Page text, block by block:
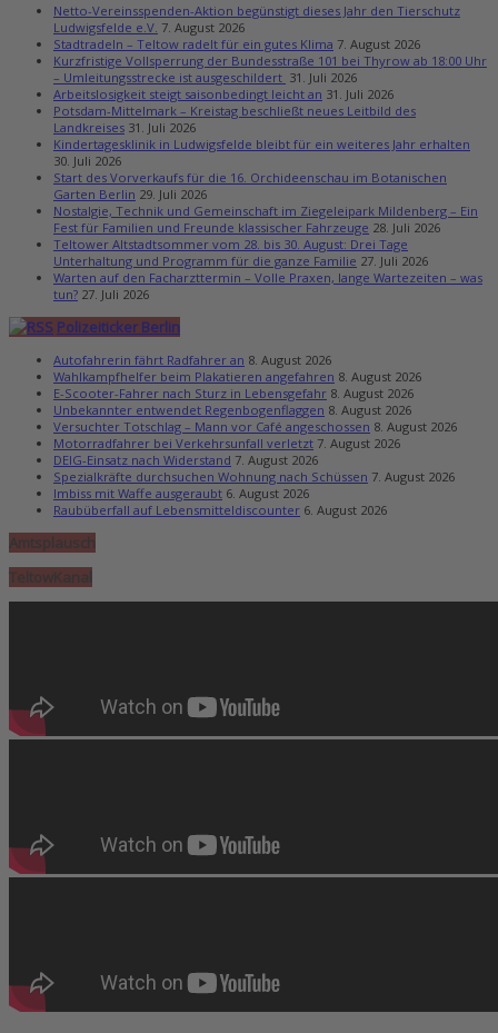
Netto-Vereinsspenden-Aktion begünstigt dieses Jahr den Tierschutz
Ludwigsfelde e.V. 7. August 2026
Stadtradeln – Teltow radelt für ein gutes Klima 7. August 2026
Kurzfristige Vollsperrung der Bundesstraße 101 bei Thyrow ab 18:00 Uhr
– Umleitungsstrecke ist ausgeschildert 31. Juli 2026
Arbeitslosigkeit steigt saisonbedingt leicht an 31. Juli 2026
Potsdam-Mittelmark – Kreistag beschließt neues Leitbild des
Landkreises 31. Juli 2026
Kindertagesklinik in Ludwigsfelde bleibt für ein weiteres Jahr erhalten
30. Juli 2026
Start des Vorverkaufs für die 16. Orchideenschau im Botanischen
Garten Berlin 29. Juli 2026
Nostalgie, Technik und Gemeinschaft im Ziegeleipark Mildenberg – Ein
Fest für Familien und Freunde klassischer Fahrzeuge 28. Juli 2026
Teltower Altstadtsommer vom 28. bis 30. August: Drei Tage
Unterhaltung und Programm für die ganze Familie 27. Juli 2026
Warten auf den Facharzttermin – Volle Praxen, lange Wartezeiten – was
tun? 27. Juli 2026
Polizeiticker Berlin
Autofahrerin fährt Radfahrer an 8. August 2026
Wahlkampfhelfer beim Plakatieren angefahren 8. August 2026
E-Scooter-Fahrer nach Sturz in Lebensgefahr 8. August 2026
Unbekannter entwendet Regenbogenflaggen 8. August 2026
Versuchter Totschlag – Mann vor Café angeschossen 8. August 2026
Motorradfahrer bei Verkehrsunfall verletzt 7. August 2026
DEIG-Einsatz nach Widerstand 7. August 2026
Spezialkräfte durchsuchen Wohnung nach Schüssen 7. August 2026
Imbiss mit Waffe ausgeraubt 6. August 2026
Raubüberfall auf Lebensmitteldiscounter 6. August 2026
Amtsplausch
TeltowKanal